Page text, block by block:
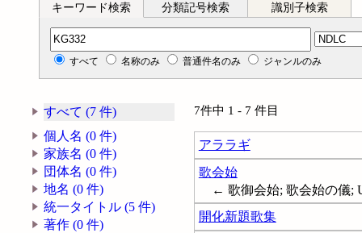
キーワード検索 分類記号検索 識別子検索
分類記号検索
すべて 名称のみ 普通件名のみ ジャンルのみ
すべて (7 件)
個人名 (0 件)
家族名 (0 件)
団体名 (0 件)
地名 (0 件)
統一タイトル (5 件)
著作 (0 件)
7件中 1 - 7 件目
アララギ
歌会始
← 歌御会始; 歌会始の儀;
開化新題歌集